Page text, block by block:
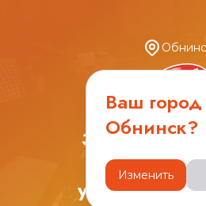
Ваш город
Обнинск?
Изменить
Зарядись
играя с